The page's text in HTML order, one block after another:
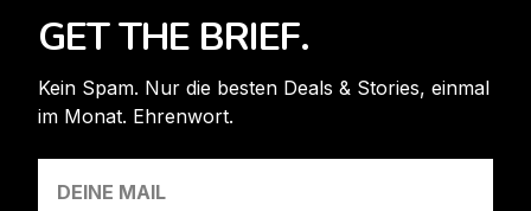
GET THE BRIEF.
Kein Spam. Nur die besten Deals & Stories, einmal
im Monat. Ehrenwort.